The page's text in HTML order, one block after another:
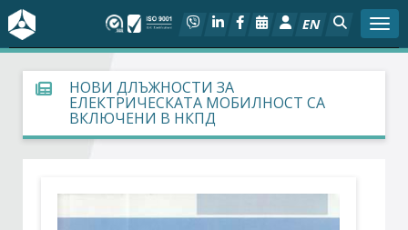
EN
За БСК
На фокус
Социален диалог
НОВИ ДЛЪЖНОСТИ ЗА
ЕЛЕКТРИЧЕСКАТА МОБИЛНОСТ СА
ВКЛЮЧЕНИ В НКПД